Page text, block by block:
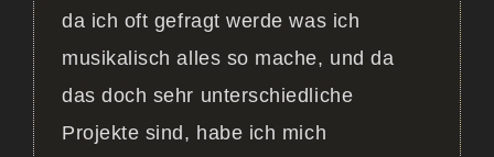
da ich oft gefragt werde was ich
musikalisch alles so mache, und da
das doch sehr unterschiedliche
Projekte sind, habe ich mich